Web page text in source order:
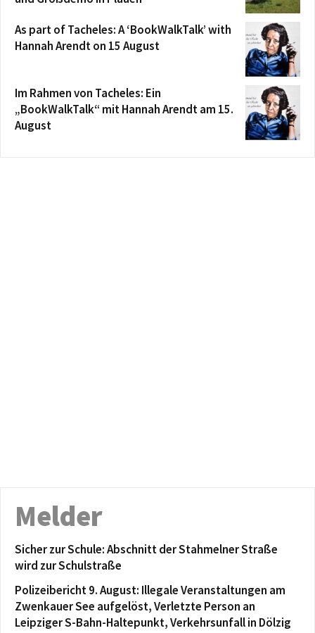
As part of Tacheles: A ‘BookWalkTalk’ with
Hannah Arendt on 15 August
Im Rahmen von Tacheles: Ein
„BookWalkTalk“ mit Hannah Arendt am 15.
August
Melder
Sicher zur Schule: Abschnitt der Stahmelner Straße
wird zur Schulstraße
Polizeibericht 9. August: Illegale Veranstaltungen am
Zwenkauer See aufgelöst, Verletzte Person an
Leipziger S-Bahn-Haltepunkt, Verkehrsunfall in Dölzig